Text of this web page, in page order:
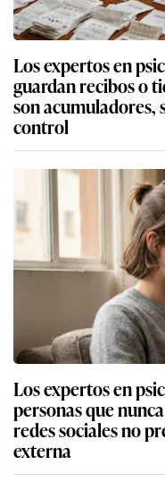
Los expertos en
guardan recibos o
son acumuladores,
control
Los expertos en
personas que
redes sociales no
externa